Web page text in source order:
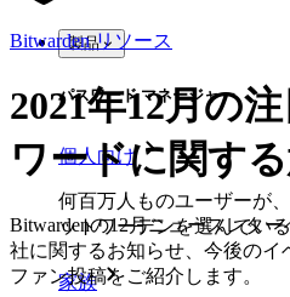
製品
パスワード マネージャー
個人向け
何百万人ものユーザーが
ットワーデンを選んでいる
家族
Bitwarden リソース
2021年12月の
ワードに関す
Bitwardenの12月ニュースレタ
社に関するお知らせ、今後の
ファン投稿をご紹介します。